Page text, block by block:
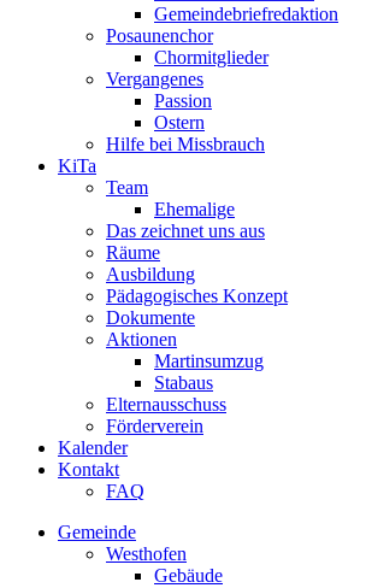
Gemeindebriefredaktion
Posaunenchor
Chormitglieder
Vergangenes
Passion
Ostern
Hilfe bei Missbrauch
KiTa
Team
Ehemalige
Das zeichnet uns aus
Räume
Ausbildung
Pädagogisches Konzept
Dokumente
Aktionen
Martinsumzug
Stabaus
Elternausschuss
Förderverein
Kalender
Kontakt
FAQ
Gemeinde
Westhofen
Gebäude